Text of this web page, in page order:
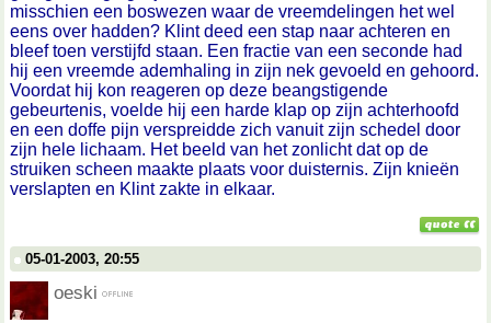
misschien een boswezen waar de vreemdelingen het wel
eens over hadden? Klint deed een stap naar achteren en
bleef toen verstijfd staan. Een fractie van een seconde had
hij een vreemde ademhaling in zijn nek gevoeld en gehoord.
Voordat hij kon reageren op deze beangstigende
gebeurtenis, voelde hij een harde klap op zijn achterhoofd
en een doffe pijn verspreidde zich vanuit zijn schedel door
zijn hele lichaam. Het beeld van het zonlicht dat op de
struiken scheen maakte plaats voor duisternis. Zijn knieën
verslapten en Klint zakte in elkaar.
05-01-2003, 20:55
oeski